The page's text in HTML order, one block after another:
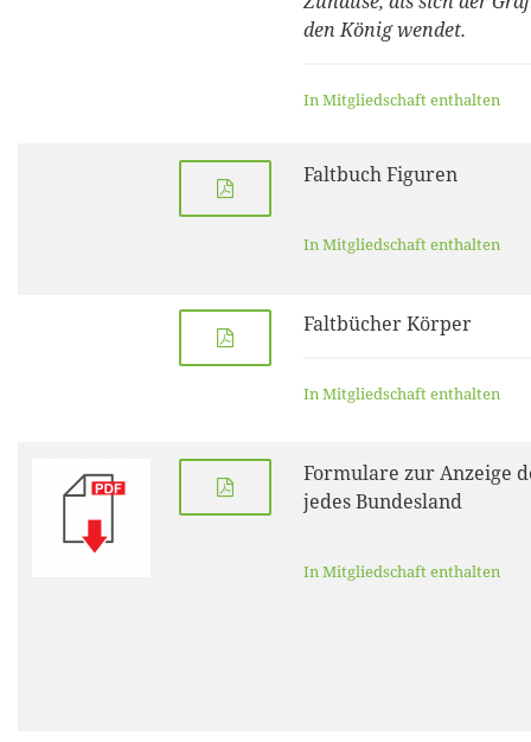
den König wendet.
In Mitgliedschaft enthalten
Faltbuch Figuren
In Mitgliedschaft enthalten
Faltbücher Körper
In Mitgliedschaft enthalten
Formulare zur Anzeige
jedes Bundesland
In Mitgliedschaft enthalten